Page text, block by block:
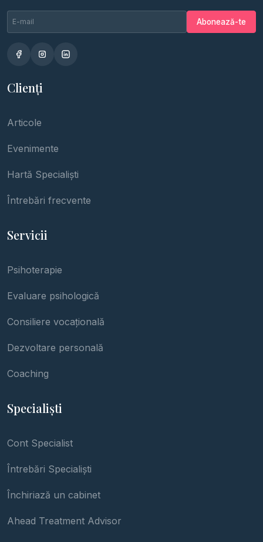
Email newsletter
Nu completa Abonează-te
Clienți
Articole
Evenimente
Hartă Specialiști
Întrebări frecvente
Servicii
Psihoterapie
Evaluare psihologică
Consiliere vocațională
Dezvoltare personală
Coaching
Specialiști
Cont Specialist
Întrebări Specialiști
Închiriază un cabinet
Ahead Treatment Advisor